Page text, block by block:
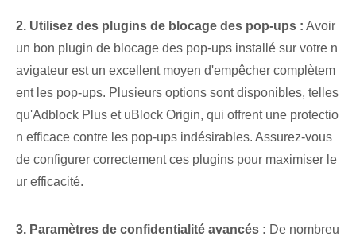
2. Utilisez des plugins de blocage des pop-ups : Avoir
un bon plugin de blocage des pop-ups installé sur votre n
avigateur est un excellent moyen d'empêcher complètem
ent les pop-ups. Plusieurs options sont disponibles, telles
qu'Adblock Plus et uBlock Origin, qui offrent une protectio
n efficace contre les pop-ups indésirables. Assurez-vous
de configurer correctement ces plugins pour maximiser le
ur efficacité.
3. Paramètres de confidentialité avancés : De nombreu